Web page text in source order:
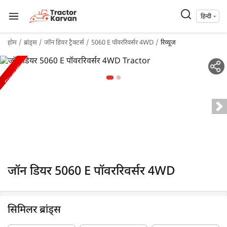
हिन्दी
होम ब्रांड्स जॉन डियर ट्रैक्टर्स 5060 E पॉवररिवर्सर 4WD रिव्यूज
Discontinued
जॉन डियर 5060 E पॉवररिवर्सर 4WD
सिमिलर ब्रांड्स